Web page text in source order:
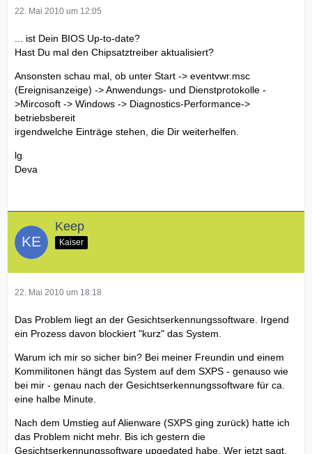
22. Mai 2010 um 12:05
... ist Dein BIOS Up-to-date?
Hast Du mal den Chipsatztreiber aktualisiert?
Ansonsten schau mal, ob unter Start -> eventvwr.msc
(Ereignisanzeige) -> Anwendungs- und Dienstprotokolle -
>Mircosoft -> Windows -> Diagnostics-Performance->
betriebsbereit
irgendwelche Einträge stehen, die Dir weiterhelfen.
lg
Deva
Keep
Kaiser
22. Mai 2010 um 18:18
Das Problem liegt an der Gesichtserkennungssoftware. Irgend
ein Prozess davon blockiert "kurz" das System.
Warum ich mir so sicher bin? Bei meiner Freundin und einem
Kommilitonen hängt das System auf dem SXPS - genauso wie
bei mir - genau nach der Gesichtserkennungssoftware für ca.
eine halbe Minute.
Nach dem Umstieg auf Alienware (SXPS ging zurück) hatte ich
das Problem nicht mehr. Bis ich gestern die
Gesichtserkennungssoftware upgedated habe. Wer jetzt sagt,